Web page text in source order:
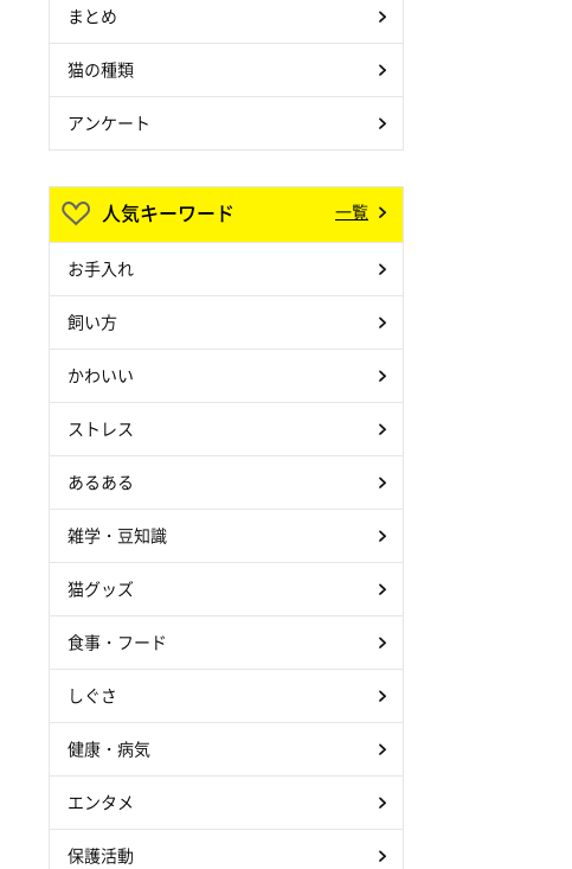
まとめ
猫の種類
アンケート
人気キーワード 一覧
お手入れ
飼い方
かわいい
ストレス
あるある
雑学・豆知識
猫グッズ
食事・フード
しぐさ
健康・病気
エンタメ
保護活動